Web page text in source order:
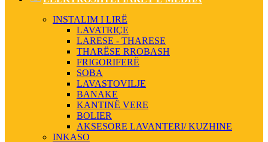
INSTALIM I LIRË
LAVATRIÇE
LARESE - THARESE
THARËSE RROBASH
FRIGORIFERË
SOBA
LAVASTOVILJE
BANAKE
KANTINË VERE
BOLIER
AKSESORE LAVANTERI/ KUZHINE
INKASO